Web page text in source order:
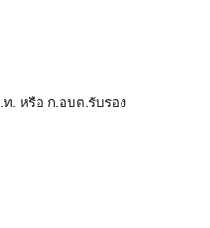
. หรือ ก.อบต.รับรอง